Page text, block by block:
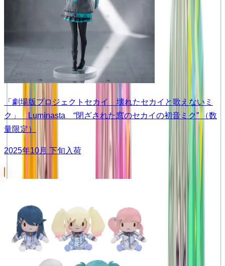
「劇場版プロジェクトセカイ 壊れたセカイと歌えないミ
ク」 Luminasta “閉ざされた窓のセカイの初音ミク” （数
量限定）
2025年10月 下旬入荷